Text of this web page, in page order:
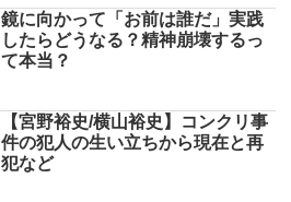
鏡に向かって「お前は誰だ」実践
したらどうなる？精神崩壊するっ
て本当？
【宮野裕史/横山裕史】コンクリ事
件の犯人の生い立ちから現在と再
犯など